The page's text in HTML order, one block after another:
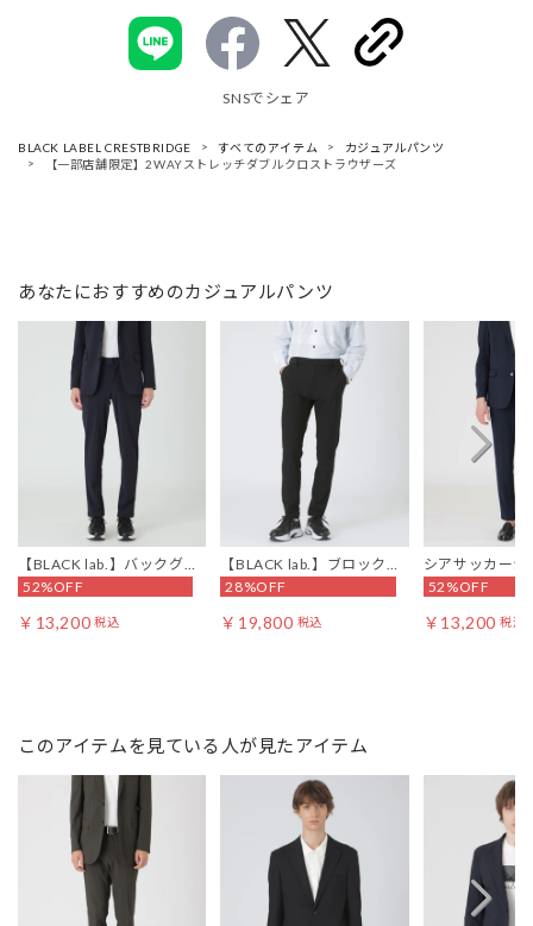
SNSでシェア
BLACK LABEL CRESTBRIDGE すべてのアイテム
カジュアルパンツ
【一部店舗限定】2WAYストレッチダブルクロストラウザーズ
あなたにおすすめのカジュアルパンツ
【BLACK lab.】バックグリ
ッドトリコットトラウザー
ズ
52%OFF
￥13,200 税込
【BLACK lab.】ブロックメ
ッシュスキニートラウザー
ズ
28%OFF
￥19,800 税込
シアサッカー
ラウザーズ
52%OFF
￥13,200 税込
このアイテムを見ている人が見たアイテム